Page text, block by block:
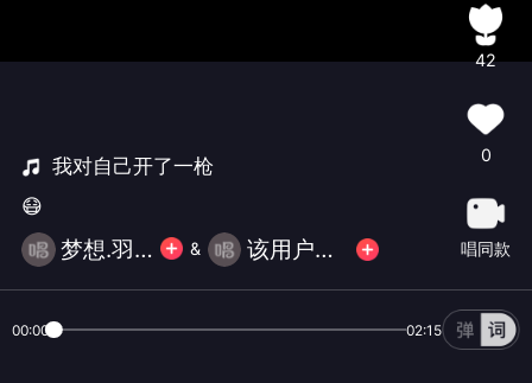
我对自己开了一枪
😷
梦想.羽宝 & 该用户已注销
42
0
唱同款
00:00 02:15